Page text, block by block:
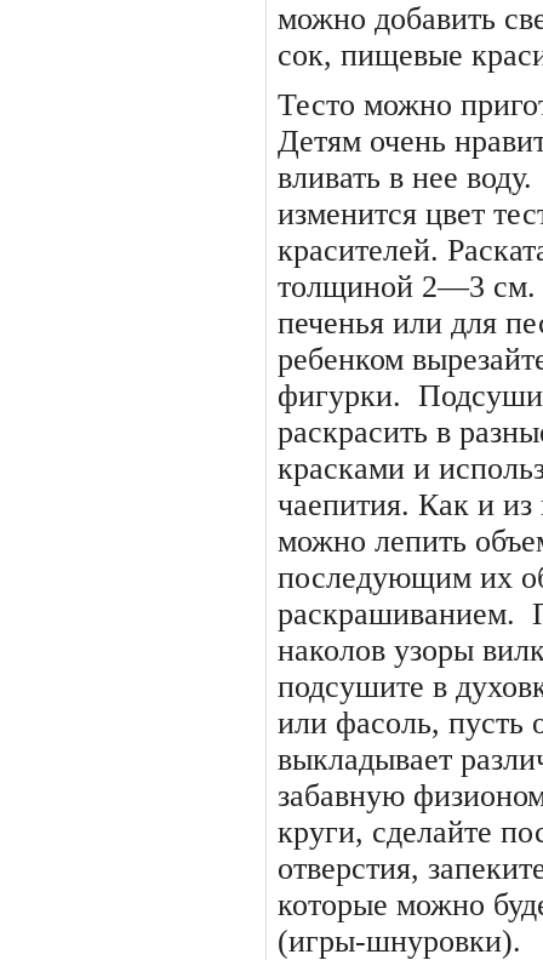
можно добавить
сок, пищевые
Тесто можно
Детям очень
вливать в нее воду.
изменится цвет
красителей.
толщиной 2—3 см.
печенья или для
ребенком
фигурки.
раскрасить в
красками и
чаепития. Как и из
можно лепить
последующим их
раскрашиванием.
наколов узоры
подсушите в
или фасоль, пусть
выкладывает
забавную
круги, сделайте
отверстия,
которые можно
(игры-шнуровки).